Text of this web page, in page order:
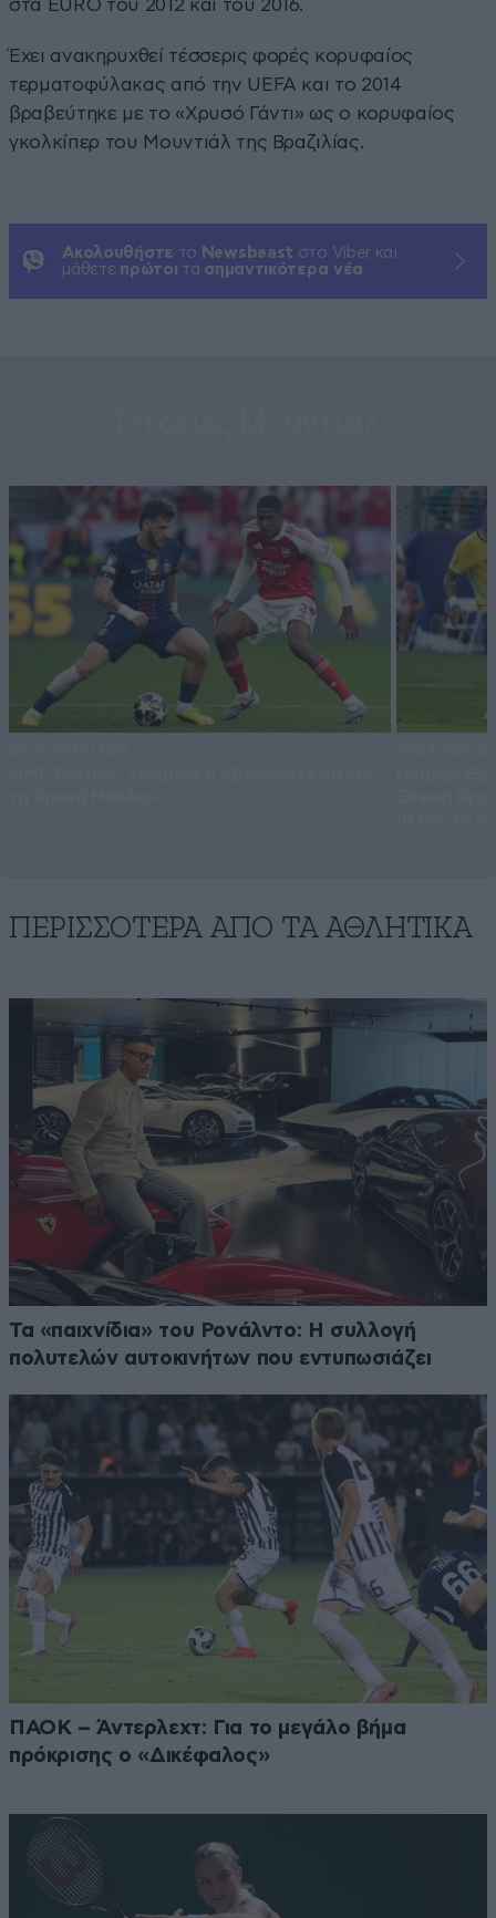
στα EURO του 2012 και του 2016.
Έχει ανακηρυχθεί τέσσερις φορές κορυφαίος
τερματοφύλακας από την UEFA και το 2014
βραβεύτηκε με το «Χρυσό Γάντι» ως ο κορυφαίος
γκολκίπερ του Μουντιάλ της Βραζιλίας.
Ακολουθήστε το Newsbeast στο Viber και
μάθετε πρώτοι τα σημαντικότερα νέα
ΠΕΡΙΣΣΟΤΕΡΑ ΑΠΟ ΤA ΑΘΛΗΤΙΚΑ
Τα «παιχνίδια» του Ρονάλντο: Η συλλογή
πολυτελών αυτοκινήτων που εντυπωσιάζει
ΠΑΟΚ – Άντερλεχτ: Για το μεγάλο βήμα
πρόκρισης ο «Δικέφαλος»